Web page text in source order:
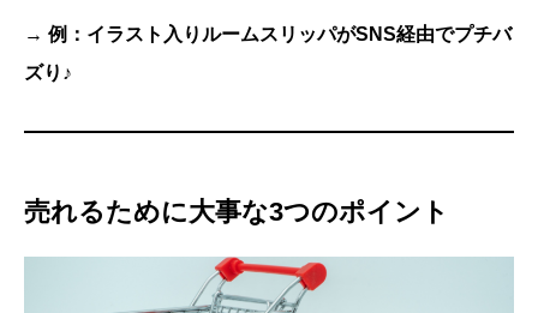
→ 例：イラスト入りルームスリッパがSNS経由でプチバ
ズり♪
売れるために大事な3つのポイント